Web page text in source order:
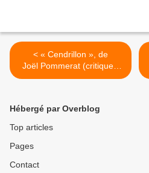
< « Cendrillon », de
Joël Pommerat (critique),
L’Odéon-
Hébergé par Overblog
Top articles
Pages
Contact